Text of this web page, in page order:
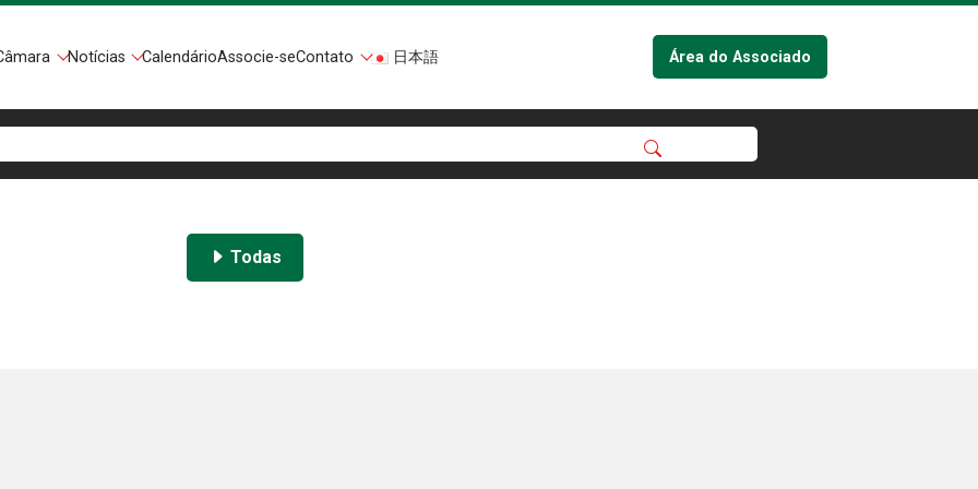
Notícias CalendárioAssocie-seContato 日本語 Área do Associado
Todas